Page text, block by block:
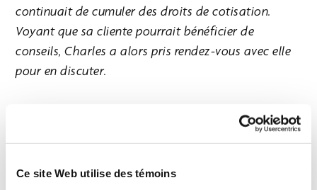
Ce site Web utilise des témoins
continuait de cumuler des droits de cotisation.
Voyant que sa cliente pourrait bénéficier de
conseils, Charles a alors pris rendez-vous avec elle
pour en discuter.
Ce que Judith croyait savoir du revenu gagné est
courant, mais inexact. Le revenu gagné englobe de
nombreux types de revenu outre les plus évidents,